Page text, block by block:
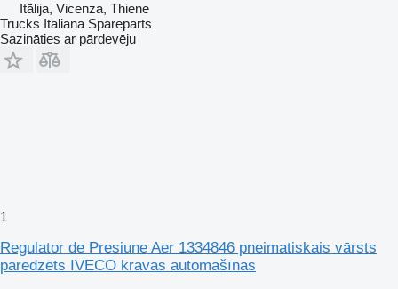
Itālija, Vicenza, Thiene
Trucks Italiana Spareparts
Sazināties ar pārdevēju
1
Regulator de Presiune Aer 1334846 pneimatiskais vārsts
paredzēts IVECO kravas automašīnas